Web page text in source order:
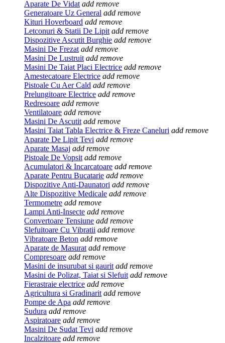
Aparate De Vidat add remove
Generatoare Uz General add remove
Kituri Hoverboard add remove
Letconuri & Statii De Lipit add remove
Dispozitive Ascutit Burghie add remove
Masini De Frezat add remove
Masini De Lustruit add remove
Masini De Taiat Placi Electrice add remove
Amestecatoare Electrice add remove
Pistoale Cu Aer Cald add remove
Prelungitoare Electrice add remove
Redresoare add remove
Ventilatoare add remove
Masini De Ascutit add remove
Masini Taiat Tabla Electrice & Freze Caneluri add remove
Aparate De Lipit Tevi add remove
Aparate Masaj add remove
Pistoale De Vopsit add remove
Acumulatori & Incarcatoare add remove
Aparate Pentru Bucatarie add remove
Dispozitive Anti-Daunatori add remove
Alte Dispozitive Medicale add remove
Termometre add remove
Lampi Anti-Insecte add remove
Convertoare Tensiune add remove
Slefuitoare Cu Vibratii add remove
Vibratoare Beton add remove
Aparate de Masurat add remove
Compresoare add remove
Masini de insurubat si gaurit add remove
Masini de Polizat, Taiat si Slefuit add remove
Fierastraie electrice add remove
Agricultura si Gradinarit add remove
Pompe de Apa add remove
Sudura add remove
Aspiratoare add remove
Masini De Sudat Tevi add remove
Incalzitoare add remove